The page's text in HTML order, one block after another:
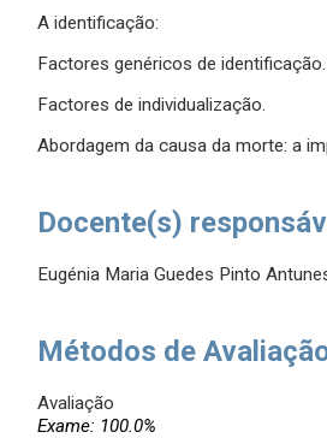
A identificação:
Factores genéricos de identificação.
Factores de individualização.
Abordagem da causa da morte: a
Docente(s)
Eugénia Maria Guedes Pinto
Métodos de
Avaliação
Exame: 100.0%